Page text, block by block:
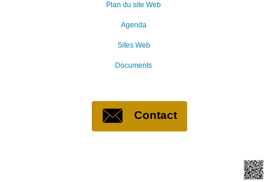
Plan du site Web
Agenda
Sites Web
Documents
Contact